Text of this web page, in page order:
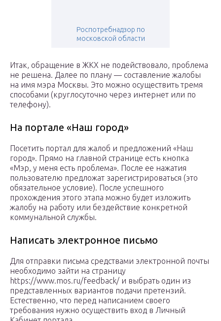
Роспотребнадзор по
московской области
Итак, обращение в ЖКХ не подействовало, проблема
не решена. Далее по плану — составление жалобы
на имя мэра Москвы. Это можно осуществить тремя
способами (круглосуточно через интернет или по
телефону).
На портале «Наш город»
Посетить портал для жалоб и предложений «Наш
город». Прямо на главной странице есть кнопка
«Мэр, у меня есть проблема». После ее нажатия
пользователю предложат зарегистрироваться (это
обязательное условие). После успешного
прохождения этого этапа можно будет изложить
жалобу на работу или бездействие конкретной
коммунальной службы.
Написать электронное письмо
Для отправки письма средствами электронной почты
необходимо зайти на страницу
https://www.mos.ru/feedback/ и выбрать один из
представленных вариантов подачи претензий.
Естественно, что перед написанием своего
требования нужно осуществить вход в Личный